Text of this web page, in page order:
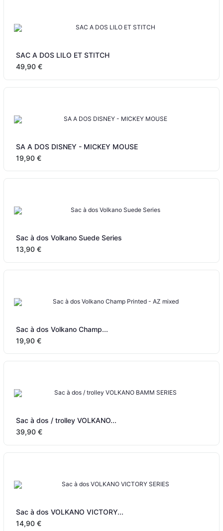
SAC A DOS LILO ET STITCH
49,90 €
SA A DOS DISNEY - MICKEY MOUSE
19,90 €
Sac à dos Volkano Suede Series
13,90 €
Sac à dos Volkano Champ...
19,90 €
Sac à dos / trolley VOLKANO...
39,90 €
Sac à dos VOLKANO VICTORY...
14,90 €